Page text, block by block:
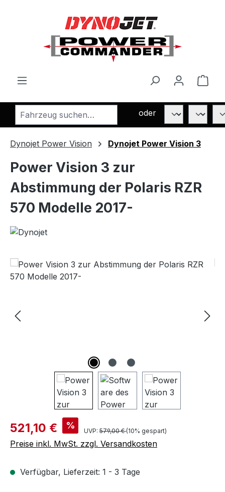
oder
Dynojet Power Vision Dynojet Power Vision 3
Power Vision 3 zur
Abstimmung der Polaris RZR
570 Modelle 2017-
Bildergalerie überspringen
521,10 € %
UVP: 579,00 €(10% gespart)
Preise inkl. MwSt. zzgl. Versandkosten
Verfügbar, Lieferzeit: 1 - 3 Tage